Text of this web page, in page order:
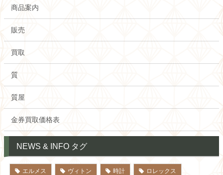
商品案内
販売
買取
質
質屋
金券買取価格表
NEWS & INFO タグ
エルメス ヴィトン 時計 ロレックス